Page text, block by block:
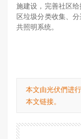
施建设，完善社区
区垃圾分类收集、
共照明系统。
本文由光伏們进
本文链接。